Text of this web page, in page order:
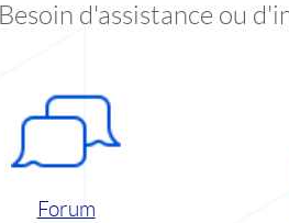
Besoin d'assistance ou
Forum